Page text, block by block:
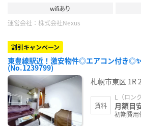
wifiあり
運営会社： 株式会社Nexus
割引キャンペーン
東豊線駅近！激安物件◎エアコン付き
(No.1239799)
札幌市東区 1R
賃料
L（ロン
月額目
初期費用